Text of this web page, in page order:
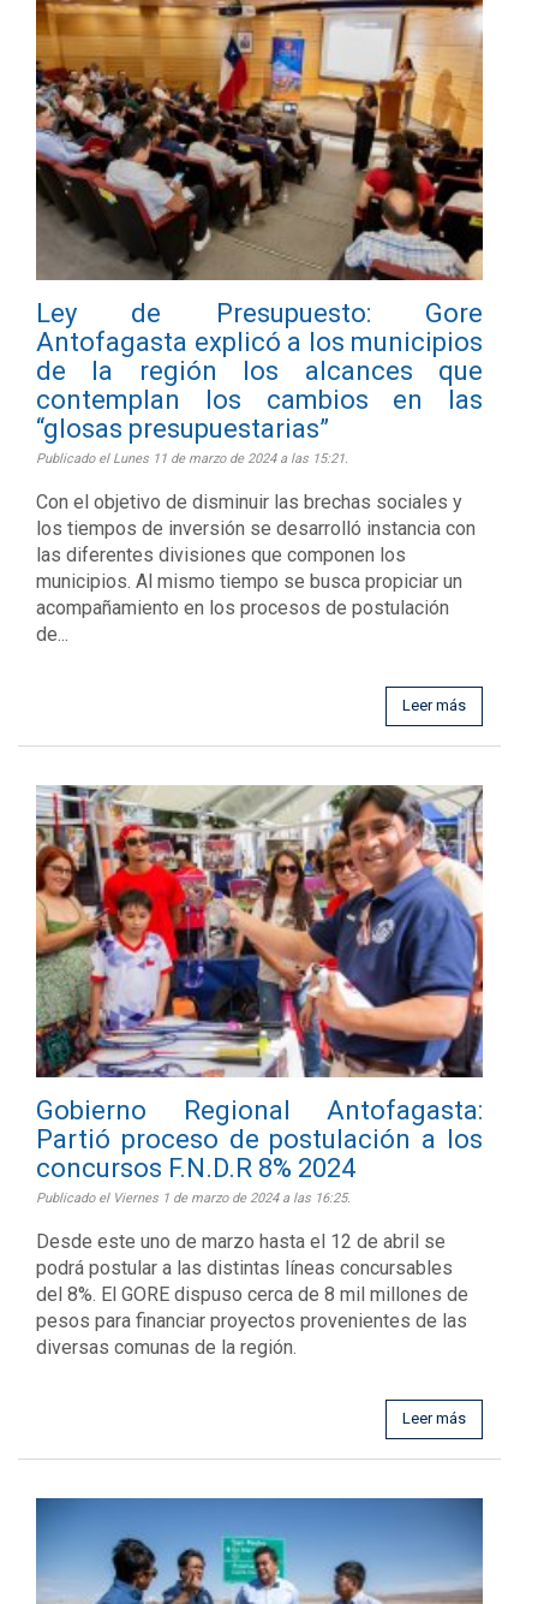
Ley de Presupuesto: Gore
Antofagasta explicó a los municipios
de la región los alcances que
contemplan los cambios en las
“glosas presupuestarias”
Publicado el Lunes 11 de marzo de 2024 a las 15:21.
Con el objetivo de disminuir las brechas sociales y
los tiempos de inversión se desarrolló instancia con
las diferentes divisiones que componen los
municipios. Al mismo tiempo se busca propiciar un
acompañamiento en los procesos de postulación
de...
Leer más
Gobierno Regional Antofagasta:
Partió proceso de postulación a los
concursos F.N.D.R 8% 2024
Publicado el Viernes 1 de marzo de 2024 a las 16:25.
Desde este uno de marzo hasta el 12 de abril se
podrá postular a las distintas líneas concursables
del 8%. El GORE dispuso cerca de 8 mil millones de
pesos para financiar proyectos provenientes de las
diversas comunas de la región.
Leer más